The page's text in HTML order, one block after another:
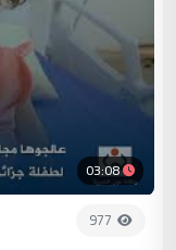
03:08
977